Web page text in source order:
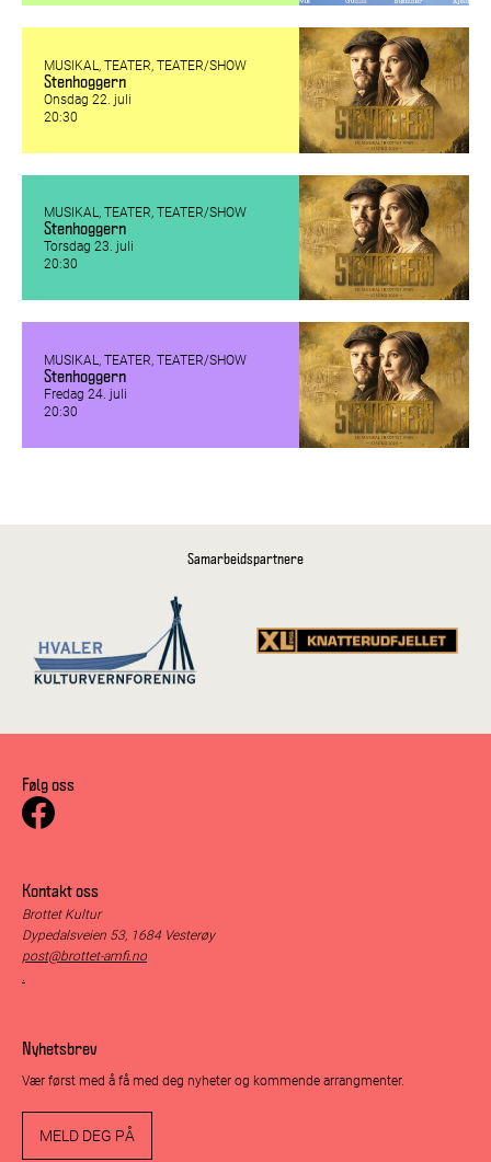
MUSIKAL, TEATER, TEATER/SHOW
Stenhoggern
Onsdag 22. juli
20:30
MUSIKAL, TEATER, TEATER/SHOW
Stenhoggern
Torsdag 23. juli
20:30
MUSIKAL, TEATER, TEATER/SHOW
Stenhoggern
Fredag 24. juli
20:30
Samarbeidspartnere
Følg oss
Kontakt oss
Brottet Kultur
Dypedalsveien 53, 1684 Vesterøy
post@brottet-amfi.no
Nyhetsbrev
Vær først med å få med deg nyheter og kommende arrangmenter.
MELD DEG PÅ